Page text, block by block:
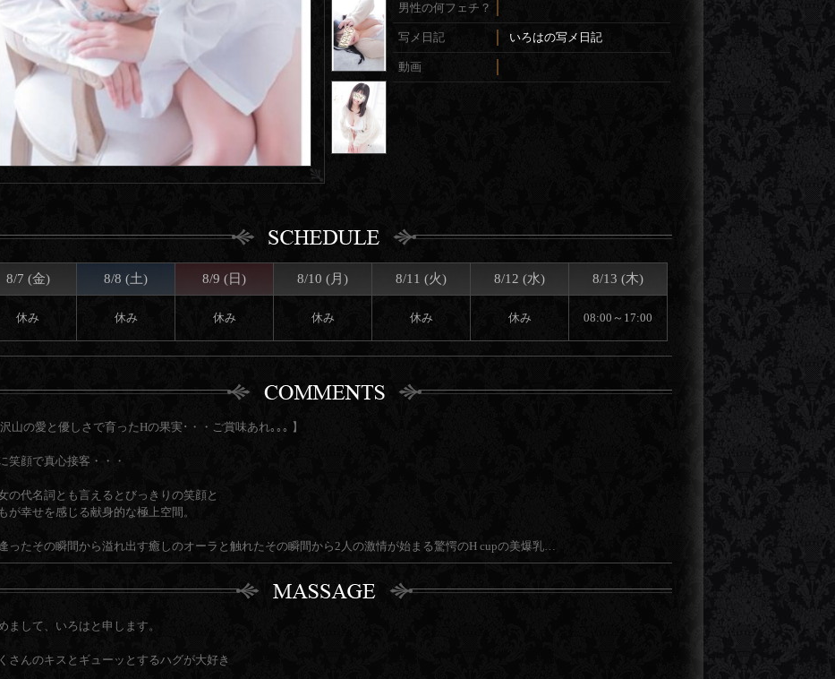
男性の何フェチ？
写メ日記 いろはの写メ日記
動画
8/7 (金) 8/8 (土) 8/9 (日) 8/10 (月) 8/11 (火) 8/12 (水) 8/13 (木)
休み 休み 休み 休み 休み 休み 08:00～17:00
沢山の愛と優しさで育ったHの果実･・・ご賞味あれ｡｡｡ 】
笑顔で真心接客・・・
の代名詞とも言えるとびっきりの笑顔と
が幸せを感じる献身的な極上空間。
ったその瞬間から溢れ出す癒しのオーラと触れたその瞬間から2人の激情が始まる驚愕のH cupの美爆乳…
女が得意とするＭットはただ一般的なソレでは無く…
！
の時を迎えた後は彼女の真骨頂とも言える気遣いと笑顔と気持ちで貴方を時間一杯もてなします…
まして、いろはと申します。
さんのキスとギューッとするハグが大好き